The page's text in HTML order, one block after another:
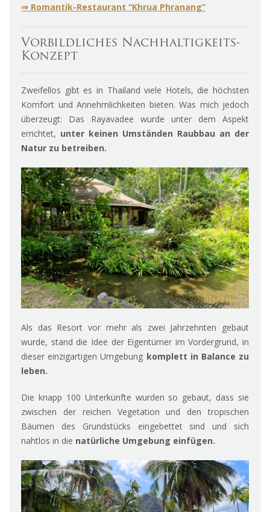
⇒ Romantik-Restaurant “Khrua Phranang”
Vorbildliches Nachhaltigkeits-
Konzept
Zweifellos gibt es in Thailand viele Hotels, die höchsten
Komfort und Annehmlichkeiten bieten. Was mich jedoch
überzeugt: Das Rayavadee wurde unter dem Aspekt
errichtet, unter keinen Umständen Raubbau an der
Natur zu betreiben.
Als das Resort vor mehr als zwei Jahrzehnten gebaut
wurde, stand die Idee der Eigentümer im Vordergrund, in
dieser einzigartigen Umgebung komplett in Balance zu
leben.
Die knapp 100 Unterkünfte wurden so gebaut, dass sie
zwischen der reichen Vegetation und den tropischen
Bäumen des Grundstücks eingebettet sind und sich
nahtlos in die natürliche Umgebung einfügen.